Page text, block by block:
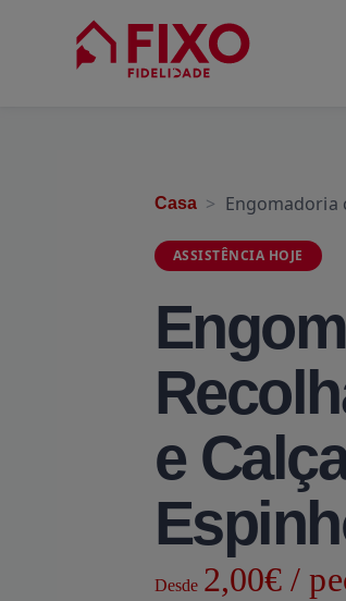
Casa Engomadoria
ASSISTÊNCIA HOJE
e
Desde 2,00€ /